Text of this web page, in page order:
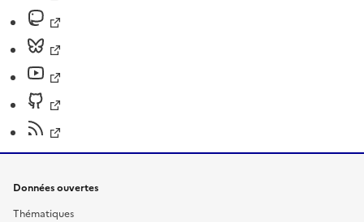
Données ouvertes
Thématiques